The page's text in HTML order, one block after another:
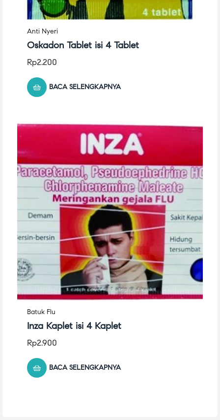
Anti Nyeri
Oskadon Tablet isi 4 Tablet
Rp2.200
BACA SELENGKAPNYA
Batuk Flu
Inza Kaplet isi 4 Kaplet
Rp2.900
BACA SELENGKAPNYA